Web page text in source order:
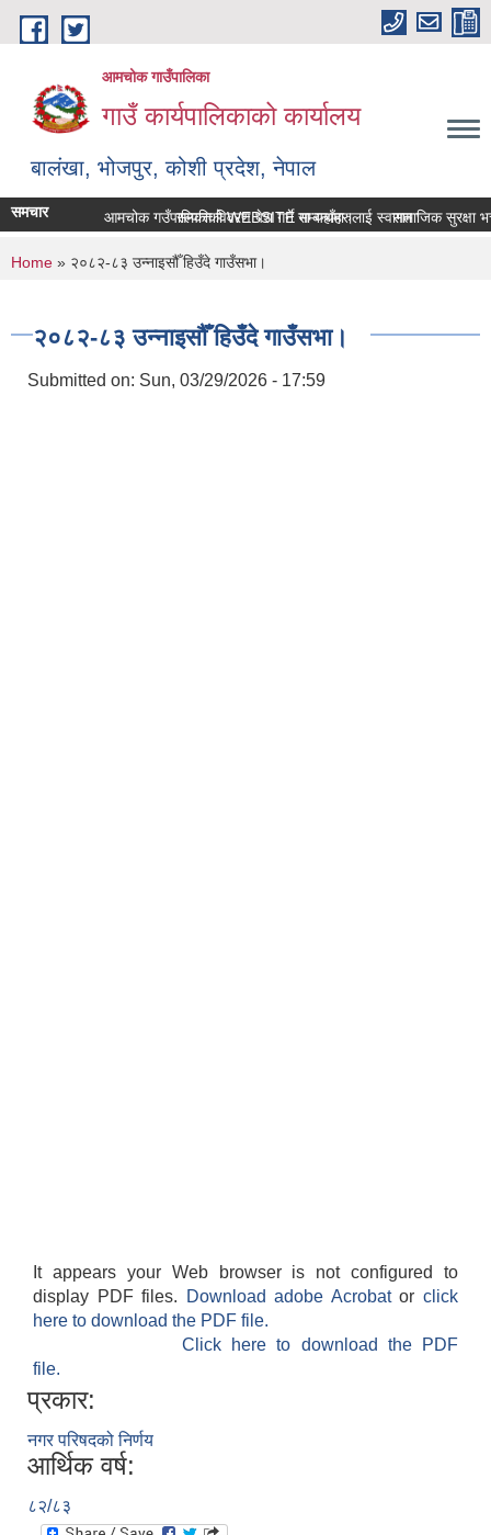
Skip to main content
आमचोक गाउँपालिका
गाउँ कार्यपालिकाको कार्यालय
बालंखा, भोजपुर, कोशी प्रदेश, नेपाल
आमचोक गउँपालिकाको WEBSITE मा यहाँहरुलाई स्वागत छ ।
समचार सम्पत्ति विवरण पेश गर्ने सम्बन्धमा। सामाजिक सुरक्षा
You are here
Home » २०८२-८३ उन्नाइसौँ हिउँदे गाउँसभा।
२०८२-८३ उन्नाइसौँ हिउँदे गाउँसभा।
Submitted on: Sun, 03/29/2026 - 17:59
It appears your Web browser is not configured to
display PDF files.
Download adobe Acrobatorclick
here to download the PDF file.
Click here to download the PDF
file.
प्रकार:
नगर परिषदको निर्णय
आर्थिक वर्ष:
८२/८३